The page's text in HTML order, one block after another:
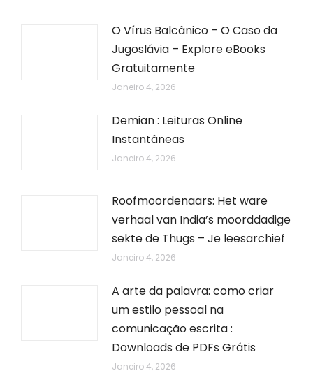
O Vírus Balcânico – O Caso da
Jugoslávia – Explore eBooks
Gratuitamente
Janeiro 4, 2026
Demian : Leituras Online
Instantâneas
Janeiro 4, 2026
Roofmoordenaars: Het ware
verhaal van India’s moorddadige
sekte de Thugs – Je leesarchief
Janeiro 4, 2026
A arte da palavra: como criar
um estilo pessoal na
comunicação escrita :
Downloads de PDFs Grátis
Janeiro 4, 2026